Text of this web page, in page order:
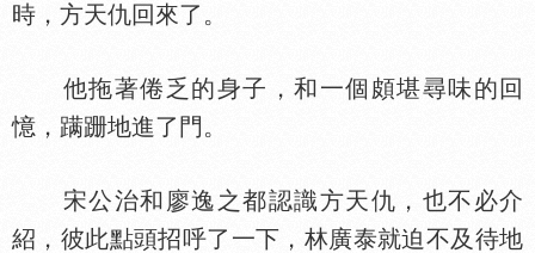
時，方天仇回來了。
他拖著倦乏的身子，和一個頗堪尋味的回
憶，蹒跚地進了門。
宋公治和廖逸之都認識方天仇，也不必介
紹，彼此點頭招呼了一下，林廣泰就迫不及待地